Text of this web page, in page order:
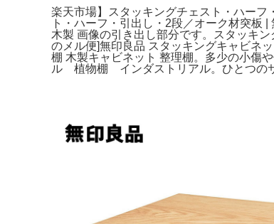
楽天市場】スタッキングチェスト・ハー
ト・ハーフ・引出し・2段／オーク材突板
木製 画像の引き出し部分です。スタッキ
のメル便]無印良品 スタッキングキャビネ
棚 木製キャビネット 整理棚。多少の小傷
ル 植物棚 インダストリアル。ひとつの